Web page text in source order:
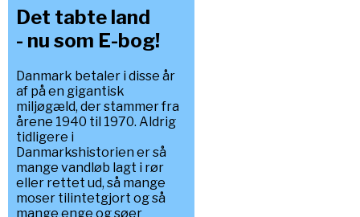
Det tabte land
- nu som E-bog!
Danmark betaler i disse år
af på en gigantisk
miljøgæld, der stammer fra
årene 1940 til 1970. Aldrig
tidligere i
Danmarkshistorien er så
mange vandløb lagt i rør
eller rettet ud, så mange
moser tilintetgjort og så
mange enge og søer